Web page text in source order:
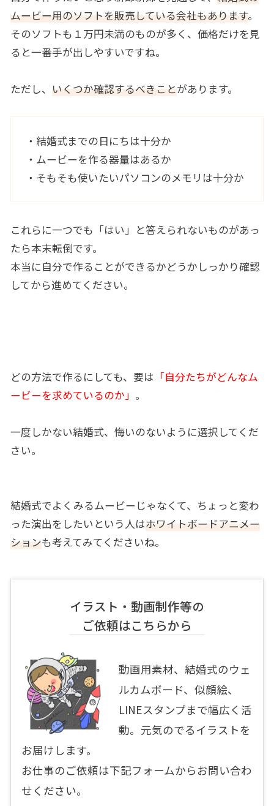
ムービー用のソフトを販売している会社もあります。
そのソフトも１万円未満のものが多く、価格だけを見
ると一番手が出しやすいですね。
ただし、 いくつか確認するべきことがあります。
・結婚式までの日にちは十分か
・ムービーを作る器量はあるか
・そもそも使いたいパソコンのメモリは十分か
これらに一つでも「はい」と答えられないものがあっ
たら本末転倒です。
本当に自分で作ることができるかどうかしっかり確認
してから進めてください。
どの方法で作るにしても、要は 「自分たちがどんなム
ービーを求めているのか」 。
一度しかない結婚式、悔いのないように選択してくだ
さい。
結婚式でよくみるムービーじゃなくて、ちょっと変わ
った演出をしたいという人はホワイトボードアニメー
ションも考えてみてくださいね。
イラスト・動画制作等の
ご依頼はこちらから
動画用素材、結婚式のウェ
ルカムボード、似顔絵、
LINEスタンプまで幅広く活
動。元気のでるイラストを
お届けします。
お仕事のご依頼は下記フォームからお問い合わ
せください。